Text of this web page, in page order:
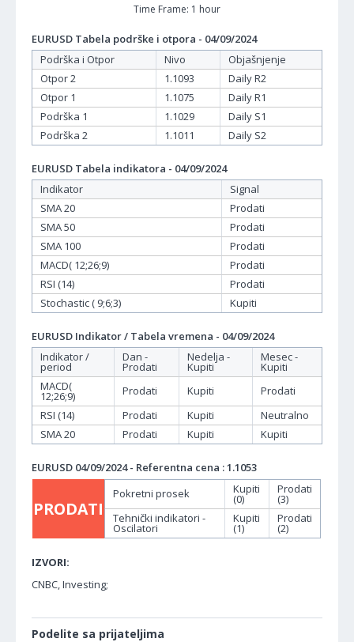
Time Frame: 1 hour
EURUSD Tabela podrške i otpora - 04/09/2024
Podrška i Otpor
Nivo
Objašnjenje
Otpor 2
1.1093
Daily R2
Otpor 1
1.1075
Daily R1
Podrška 1
1.1029
Daily S1
Podrška 2
1.1011 Daily S2
EURUSD Tabela indikatora - 04/09/2024
Indikator
Signal
SMA 20
Prodati
SMA 50
Prodati
SMA 100
Prodati
MACD( 12;26;9)
Prodati
RSI (14)
Prodati
Stochastic ( 9;6;3)
Kupiti
EURUSD Indikator / Tabela vremena - 04/09/2024
Indikator /
period
Dan -
Prodati
Nedelja -
Kupiti
Mesec -
Kupiti
MACD(
12;26;9) Prodati Kupiti
Prodati
RSI (14)
Prodati Kupiti
Neutralno
SMA 20
Prodati Kupiti Kupiti
EURUSD 04/09/2024 - Referentna cena : 1.1053
PRODATI
Pokretni prosek Kupiti
(0)
Prodati
(3)
Tehnički indikatori -
Oscilatori
Kupiti
(1)
Prodati
(2)
IZVORI:
CNBC, Investing;
Podelite sa prijateljima